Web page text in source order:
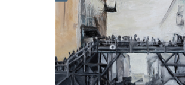
ירון ניר פרייזגר